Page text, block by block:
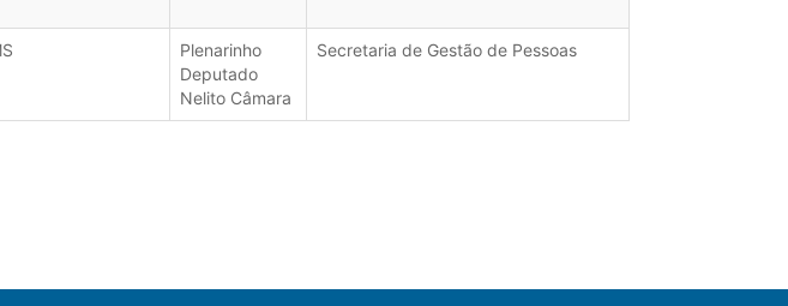
Plenarinho
Deputado
Nelito Câmara
Secretaria de Gestão de Pessoas